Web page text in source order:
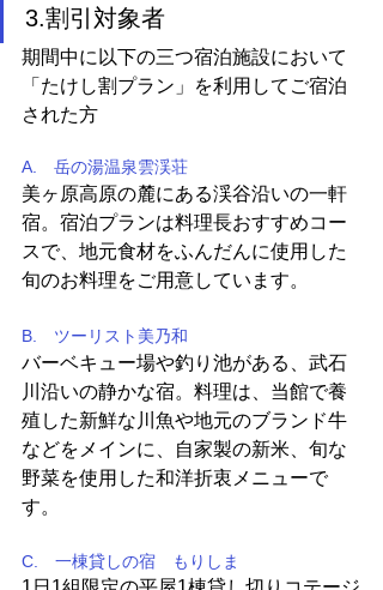
3.割引対象者
期間中に以下の三つ宿泊施設において
「たけし割プラン」を利用してご宿泊
された方
A.　岳の湯温泉雲渓荘
美ヶ原高原の麓にある渓谷沿いの一軒
宿。宿泊プランは料理長おすすめコー
スで、地元食材をふんだんに使用した
旬のお料理をご用意しています。
B.　ツーリスト美乃和
バーベキュー場や釣り池がある、武石
川沿いの静かな宿。料理は、当館で養
殖した新鮮な川魚や地元のブランド牛
などをメインに、自家製の新米、旬な
野菜を使用した和洋折衷メニューで
す。
C.　一棟貸しの宿　もりしま